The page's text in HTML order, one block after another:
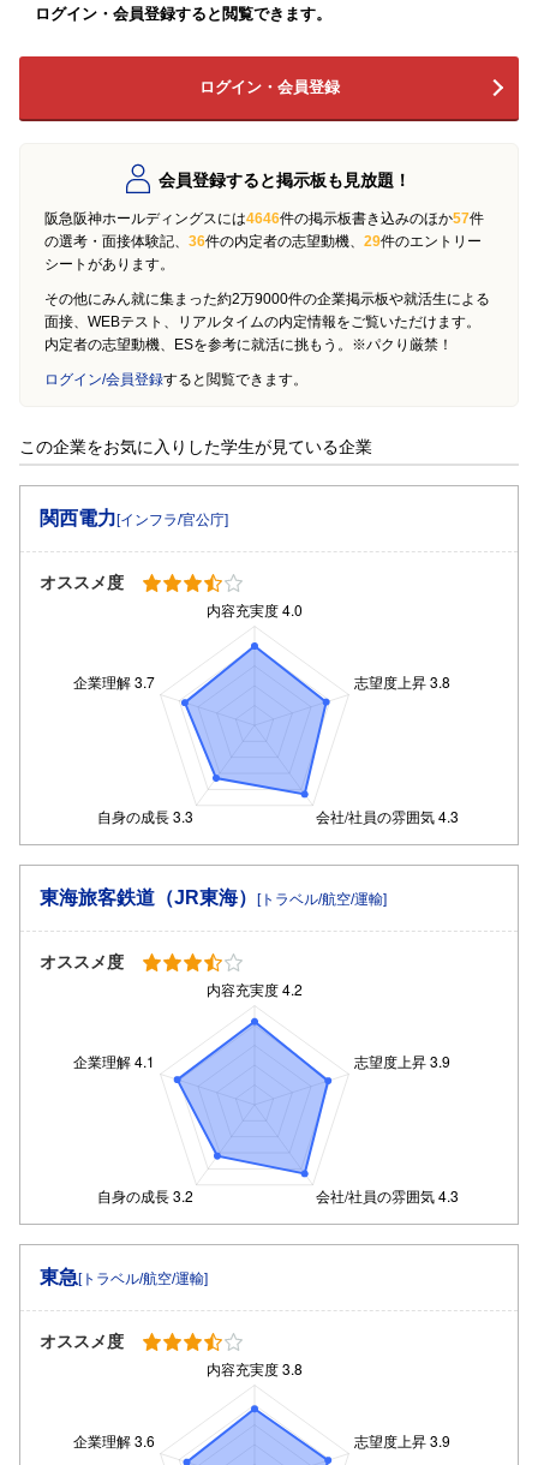
ログイン・会員登録すると閲覧できます。
ログイン・会員登録
会員登録すると掲示板も見放題！
阪急阪神ホールディングスには4646件の掲示板書き込みのほか57件
の選考・面接体験記、 36件の内定者の志望動機、 29件のエントリー
シートがあります。
その他にみん就に集まった約2万9000件の企業掲示板や就活生による
面接、WEBテスト、リアルタイムの内定情報をご覧いただけます。
内定者の志望動機、ESを参考に就活に挑もう。※パクり厳禁！
ログイン/会員登録すると閲覧できます。
この企業をお気に入りした学生が見ている企業
関西電力[インフラ/官公庁]
オススメ度
東海旅客鉄道（JR東海） [トラベル/航空/運輸]
オススメ度
東急[トラベル/航空/運輸]
オススメ度